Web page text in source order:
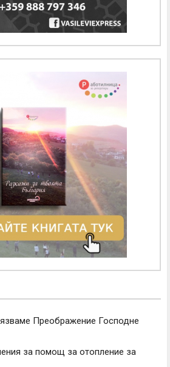
Преображение Господне
за помощ за отопление за